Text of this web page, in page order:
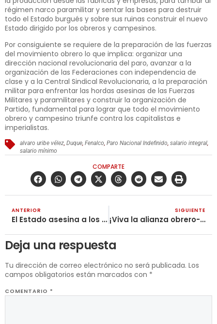
régimen narco paramilitar y sentar las bases para destruir
todo el Estado burgués y sobre sus ruinas construir el nuevo
Estado dirigido por los obreros y campesinos.
Por consiguiente se requiere de la preparación de las fuerzas
del movimiento obrero lo que implica: organizar una
dirección nacional revolucionaria del paro, avanzar a la
organización de las Federaciones con independencia de
clase y a la Central Sindical Revolucionaria, a la preparación
militar para enfrentar las hordas asesinas de las Fuerzas
Militares y paramilitares y construir la organización de
Partido, fundamental para lograr que todo el movimiento
obrero y campesino triunfe contra los capitalistas e
imperialistas.
alvaro uribe vélez,Duque,Fenalco,Paro Nacional Indefinido,salario integral,
salario mínimo
COMPARTE
ANTERIOR
El Estado asesina a los excombatientes de las Farc, ¡responder con la lucha revolucionaria!
SIGUIENTE
¡Viva la alianza obrero-campesina!
Deja una respuesta
Tu dirección de correo electrónico no será publicada. Los
campos obligatorios están marcados con *
COMENTARIO *